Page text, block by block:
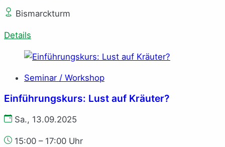
Bismarckturm
Details
Seminar / Workshop
Einführungskurs: Lust auf Kräuter?
Sa., 13.09.2025
15:00 – 17:00 Uhr